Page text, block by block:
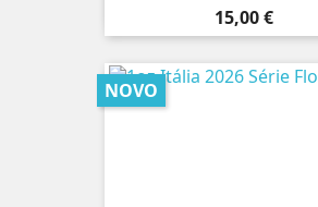
Preço
15,00 €
NOVO